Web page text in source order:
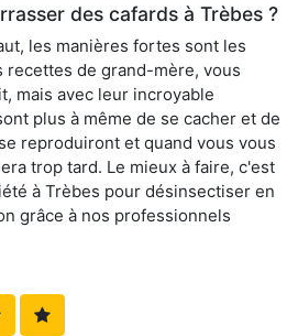
des cafards à Trèbes ?
les manières fortes sont les
recettes de grand-mère, vous
mais avec leur incroyable
plus à même de se cacher et de
reproduiront et quand vous vous
trop tard. Le mieux à faire, c'est
à Trèbes pour désinsectiser en
grâce à nos professionnels